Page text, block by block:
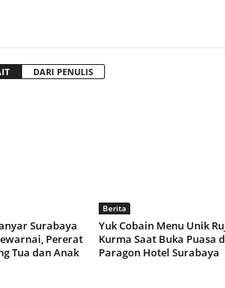
DARI PENULIS
Surabaya
Pererat
Tua dan Anak
Berita
Yuk Cobain Menu Unik
Kurma Saat Buka Puasa
Paragon Hotel Surabaya